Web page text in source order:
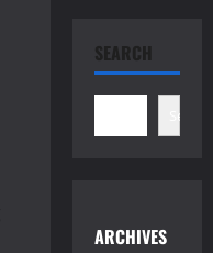
SEARCH
Search
ARCHIVES